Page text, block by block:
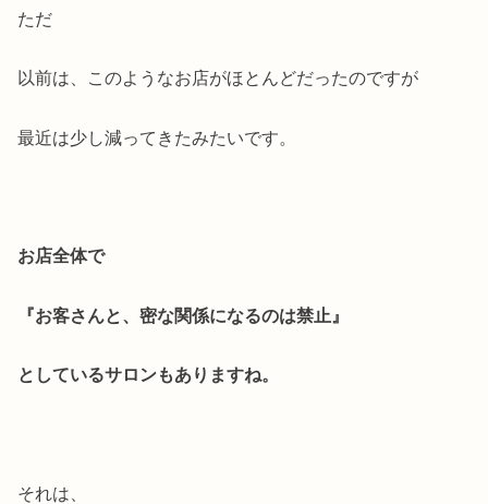
ただ
以前は、このようなお店がほとんどだったのですが
最近は少し減ってきたみたいです。
お店全体で
『お客さんと、密な関係になるのは禁止』
としているサロンもありますね。
それは、